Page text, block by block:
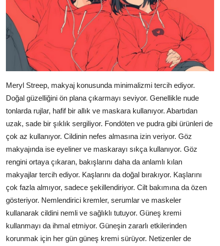
Meryl Streep, makyaj konusunda minimalizmi tercih ediyor.
Doğal güzelliğini ön plana çıkarmayı seviyor. Genellikle nude
tonlarda rujlar, hafif bir allık ve maskara kullanıyor. Abartıdan
uzak, sade bir şıklık sergiliyor. Fondöten ve pudra gibi ürünleri de
çok az kullanıyor. Cildinin nefes almasına izin veriyor. Göz
makyajında ise eyeliner ve maskarayı sıkça kullanıyor. Göz
rengini ortaya çıkaran, bakışlarını daha da anlamlı kılan
makyajlar tercih ediyor. Kaşlarını da doğal bırakıyor. Kaşlarını
çok fazla almıyor, sadece şekillendiriyor. Cilt bakımına da özen
gösteriyor. Nemlendirici kremler, serumlar ve maskeler
kullanarak cildini nemli ve sağlıklı tutuyor. Güneş kremi
kullanmayı da ihmal etmiyor. Güneşin zararlı etkilerinden
korunmak için her gün güneş kremi sürüyor. Netizenler de